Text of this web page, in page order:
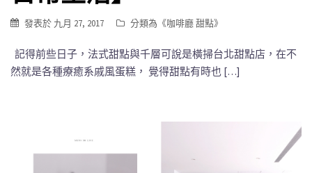
發表於 九月 27, 2017 分類為《咖啡廳 甜點》
記得前些日子，法式甜點與千層可說是橫掃台北甜點店，在不
然就是各種療癒系戚風蛋糕， 覺得甜點有時也 […]